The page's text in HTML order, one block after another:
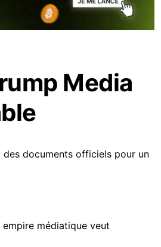
Media
des documents officiels pour un
empire médiatique veut